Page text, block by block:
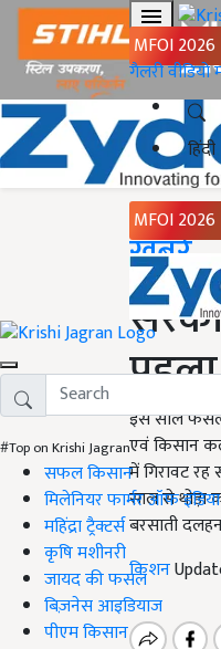
MFOI 2026
गैलरीवीडियो
हिंदी
MFOI 2026
#Top on Krishi Jagran
सफल किसान
मिलेनियर फार्मर ऑफ इंडिया
महिंद्रा ट्रैक्टर्स
कृषि मशीनरी
जायद की फसल
बिज़नेस आइडियाज
पीएम किसान
Home
ख़बरें
इस साल फसल
एवं किसान
में गिरावट
साल से थोड़ा
बरसाती
किशन